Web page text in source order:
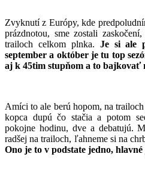
Zvyknutí z Európy, kde
prázdnotou, sme zostali
trailoch celkom plnka. Je si ale
september a október je tu top
aj k 45tim stupňom a to bajkovať
Amíci to ale berú hopom, na
kopca dupú čo stačia a potom
pokojne hodinu, dve a debatujú.
radšej na trailoch, ľahneme si na
Ono je to v podstate jedno,